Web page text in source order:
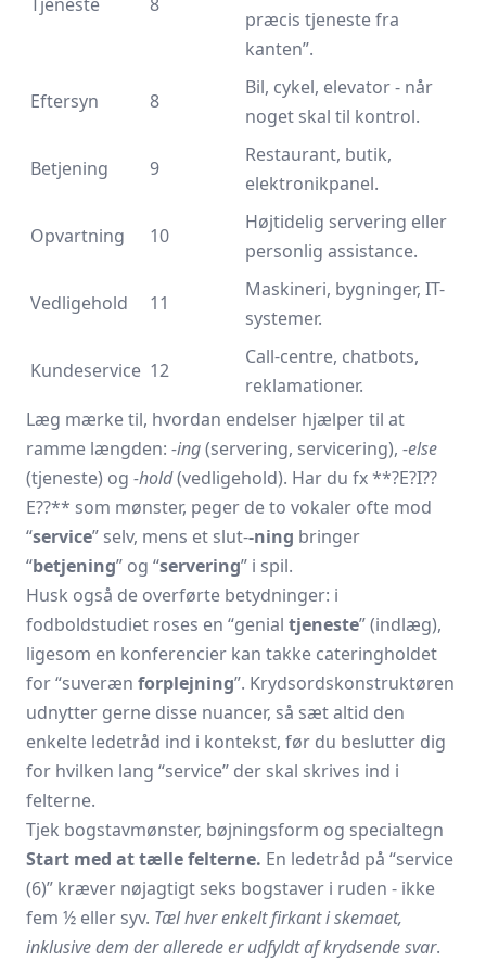
præcis tjeneste fra
kanten”.
Eftersyn 8
Bil, cykel, elevator - når
noget skal til kontrol.
Betjening 9
Restaurant, butik,
elektronikpanel.
Opvartning 10
Højtidelig servering eller
personlig assistance.
Vedligehold 11
Maskineri, bygninger, IT-
systemer.
Kundeservice 12
Call-centre, chatbots,
reklamationer.
Læg mærke til, hvordan endelser hjælper til at
ramme længden: -ing(servering, servicering), -else
(tjeneste) og -hold(vedligehold). Har du fx **?E?I??
E??** som mønster, peger de to vokaler ofte mod
“service” selv, mens et slut--ning bringer
“betjening” og “servering” i spil.
Husk også de overførte betydninger: i
fodboldstudiet roses en “genial tjeneste” (indlæg),
ligesom en konferencier kan takke cateringholdet
for “suveræn forplejning”. Krydsordskonstruktøren
udnytter gerne disse nuancer, så sæt altid den
enkelte ledetråd ind i kontekst, før du beslutter dig
for hvilken lang “service” der skal skrives ind i
felterne.
Tjek bogstavmønster, bøjningsform og specialtegn
Start med at tælle felterne. En ledetråd på “service
(6)” kræver nøjagtigt seks bogstaver i ruden - ikke
fem ½ eller syv. Tæl hver enkelt firkant i skemaet,
inklusive dem der allerede er udfyldt af krydsende svar.